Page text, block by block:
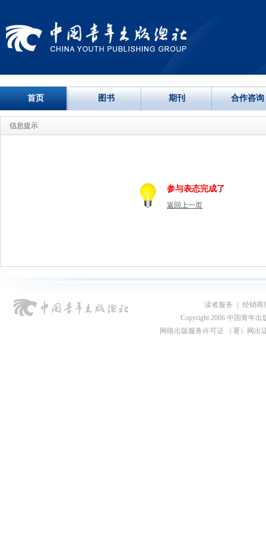
首页 图书 期刊 合作咨询
信息提示
参与表态完成了
返回上一页
读者服务
经销商
Copyright 2006 中国青年出
网络出版服务许可证 （署）网出